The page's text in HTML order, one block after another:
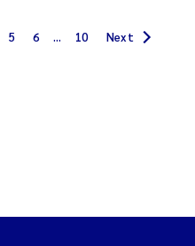
5 6 ... 10 Next